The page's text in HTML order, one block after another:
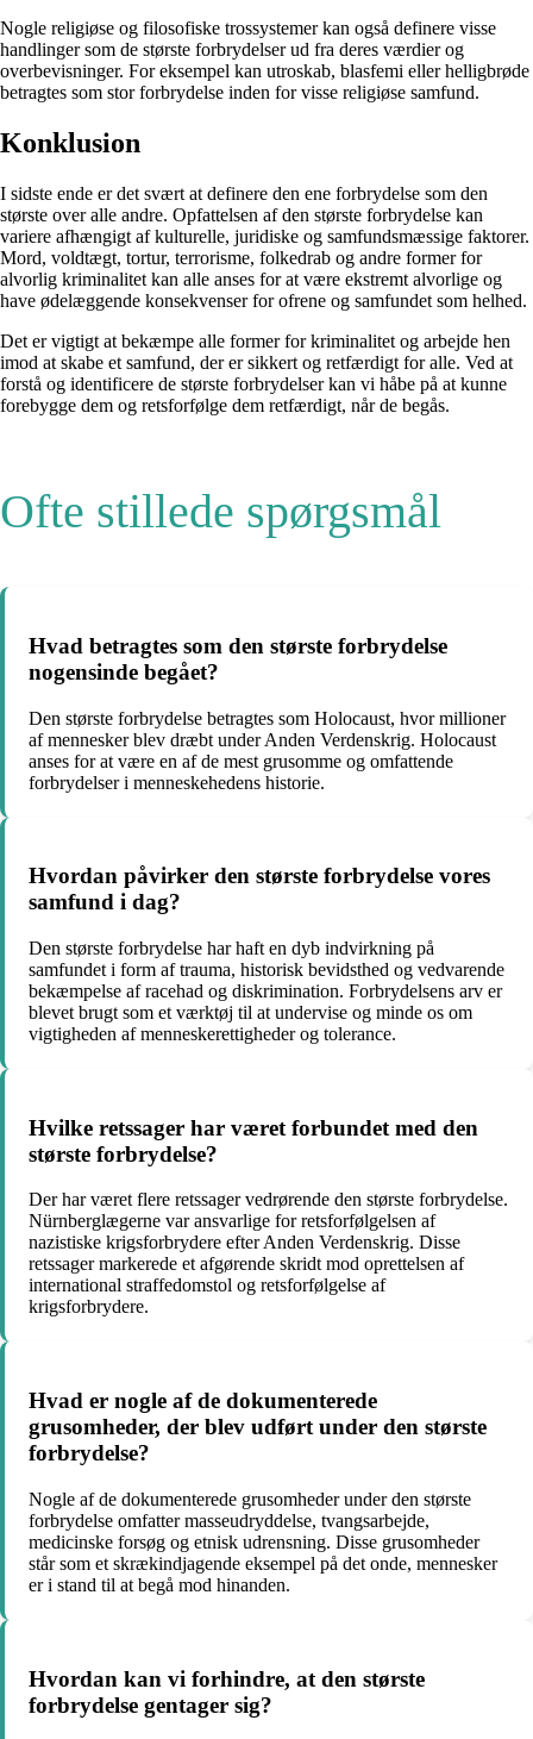
Nogle religiøse og filosofiske trossystemer kan også definere visse
handlinger som de største forbrydelser ud fra deres værdier og
overbevisninger. For eksempel kan utroskab, blasfemi eller helligbrøde
betragtes som stor forbrydelse inden for visse religiøse samfund.
Konklusion
I sidste ende er det svært at definere den ene forbrydelse som den
største over alle andre. Opfattelsen af den største forbrydelse kan
variere afhængigt af kulturelle, juridiske og samfundsmæssige faktorer.
Mord, voldtægt, tortur, terrorisme, folkedrab og andre former for
alvorlig kriminalitet kan alle anses for at være ekstremt alvorlige og
have ødelæggende konsekvenser for ofrene og samfundet som helhed.
Det er vigtigt at bekæmpe alle former for kriminalitet og arbejde hen
imod at skabe et samfund, der er sikkert og retfærdigt for alle. Ved at
forstå og identificere de største forbrydelser kan vi håbe på at kunne
forebygge dem og retsforfølge dem retfærdigt, når de begås.
Ofte stillede spørgsmål
Hvad betragtes som den største forbrydelse
nogensinde begået?
Den største forbrydelse betragtes som Holocaust, hvor millioner
af mennesker blev dræbt under Anden Verdenskrig. Holocaust
anses for at være en af ​​de mest grusomme og omfattende
forbrydelser i menneskehedens historie.
Hvordan påvirker den største forbrydelse vores
samfund i dag?
Den største forbrydelse har haft en dyb indvirkning på
samfundet i form af trauma, historisk bevidsthed og vedvarende
bekæmpelse af racehad og diskrimination. Forbrydelsens arv er
blevet brugt som et værktøj til at undervise og minde os om
vigtigheden af ​​menneskerettigheder og tolerance.
Hvilke retssager har været forbundet med den
største forbrydelse?
Der har været flere retssager vedrørende den største forbrydelse.
Nürnberglægerne var ansvarlige for retsforfølgelsen af ​​
nazistiske krigsforbrydere efter Anden Verdenskrig. Disse
retssager markerede et afgørende skridt mod oprettelsen af ​​
international straffedomstol og retsforfølgelse af
krigsforbrydere.
Hvad er nogle af de dokumenterede
grusomheder, der blev udført under den største
forbrydelse?
Nogle af de dokumenterede grusomheder under den største
forbrydelse omfatter masseudryddelse, tvangsarbejde,
medicinske forsøg og etnisk udrensning. Disse grusomheder
står som et skrækindjagende eksempel på det onde, mennesker
er i stand til at begå mod hinanden.
Hvordan kan vi forhindre, at den største
forbrydelse gentager sig?